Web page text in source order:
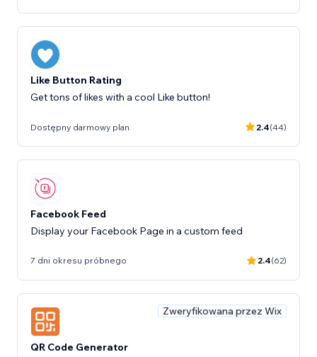
Like Button Rating
Get tons of likes with a cool Like button!
Dostępny darmowy plan 2.4(44)
Facebook Feed
Display your Facebook Page in a custom feed
7 dni okresu próbnego 2.4(62)
Zweryfikowana przez Wix
QR Code Generator